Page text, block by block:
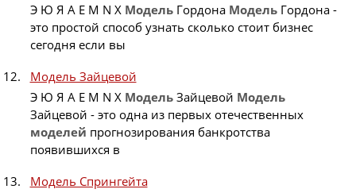
Э Ю Я A E M N X МодельГордона МодельГордона -
это простой способ узнать сколько стоит бизнес
сегодня если вы
Модель Зайцевой
Э Ю Я A E M N X МодельЗайцевой Модель
Зайцевой - это одна из первых отечественных
моделей прогнозирования банкротства
появившихся в
Модель Спрингейта